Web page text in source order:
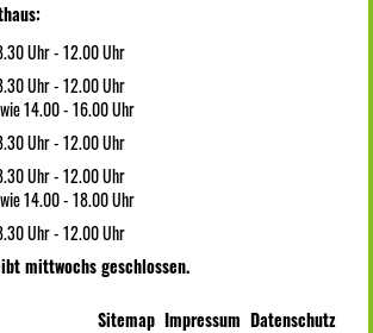
Uhr - 12.00 Uhr
Uhr - 12.00 Uhr
14.00 - 16.00 Uhr
Uhr - 12.00 Uhr
Uhr - 12.00 Uhr
14.00 - 18.00 Uhr
Uhr - 12.00 Uhr
mittwochs geschlossen.
Sitemap Impressum Datenschutz